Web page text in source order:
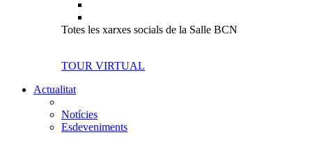
Totes les xarxes socials de la Salle BCN
TOUR VIRTUAL
Actualitat
Notícies
Esdeveniments